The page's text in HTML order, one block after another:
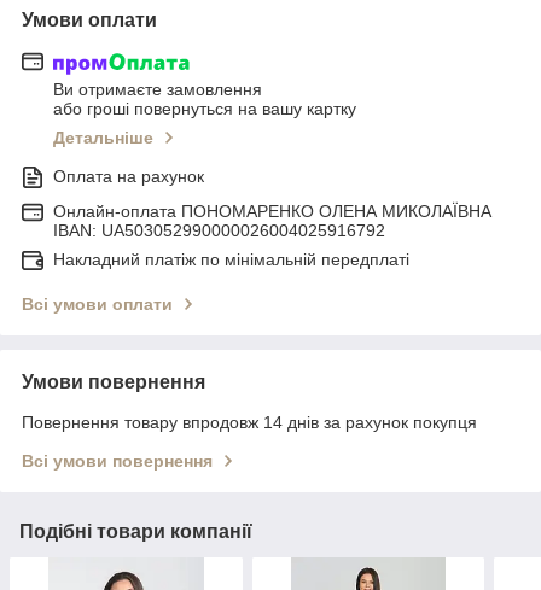
Умови оплати
Ви отримаєте замовлення
або гроші повернуться на вашу картку
Детальніше
Оплата на рахунок
Онлайн-оплата ПОНОМАРЕНКО ОЛЕНА МИКОЛАЇВНА
IBAN: UA503052990000026004025916792
Накладний платіж по мінімальній передплаті
Всі умови оплати
Умови повернення
Повернення товару впродовж 14 днів за рахунок покупця
Всі умови повернення
Подібні товари компанії